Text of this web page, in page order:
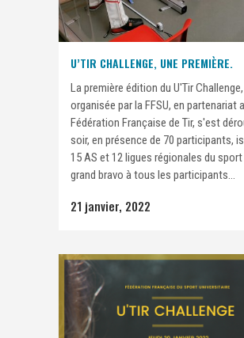
U’TIR CHALLENGE, UNE PREMIÈRE.
La première édition du U'Tir Challenge,
organisée par la FFSU, en partenariat
Fédération Française de Tir, s'est
soir, en présence de 70 participants,
15 AS et 12 ligues régionales du sport
grand bravo à tous les participants...
21 janvier, 2022